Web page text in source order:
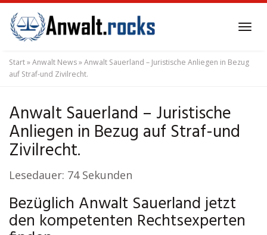
to
main
content
Start»Anwalt News»Anwalt Sauerland – Juristische Anliegen in Bezug
auf Straf-und Zivilrecht.
Anwalt Sauerland – Juristische
Anliegen in Bezug auf Straf-und
Zivilrecht.
Lesedauer: 74 Sekunden
Bezüglich Anwalt Sauerland jetzt
den kompetenten Rechtsexperten